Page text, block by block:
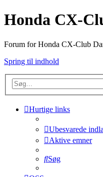
Honda CX-
Forum for Honda CX-Club
Spring til indhold
Hurtige links
Ubesvarede
Aktive emner
Søg